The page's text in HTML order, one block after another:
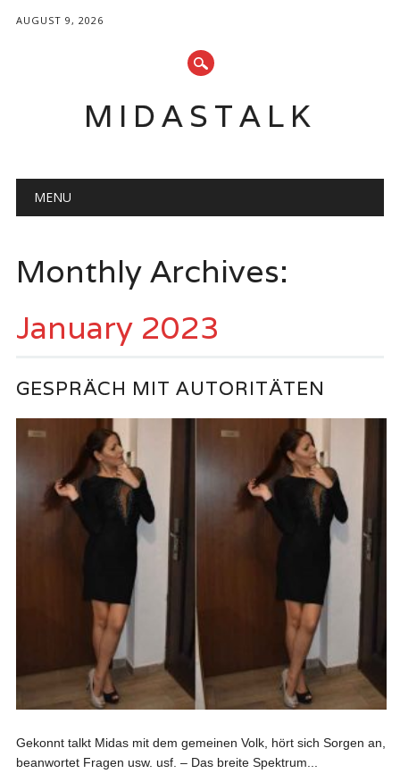
AUGUST 9, 2026
MIDASTALK
Main menu
MENU
Monthly Archives:
January 2023
GESPRÄCH MIT AUTORITÄTEN
Gekonnt talkt Midas mit dem gemeinen Volk, hört sich Sorgen an,
beanwortet Fragen usw. usf. – Das breite Spektrum...